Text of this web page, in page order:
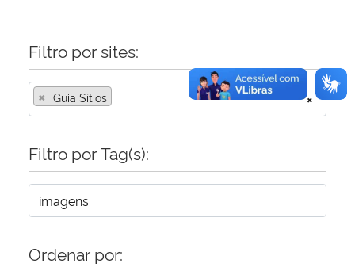
Filtro por sites:
×
× Guia Sítios
Filtro por Tag(s):
Ordenar por: